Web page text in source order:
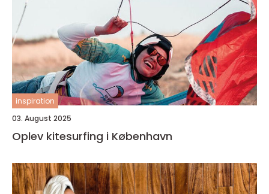
inspiration
03. August 2025
Oplev kitesurfing i København